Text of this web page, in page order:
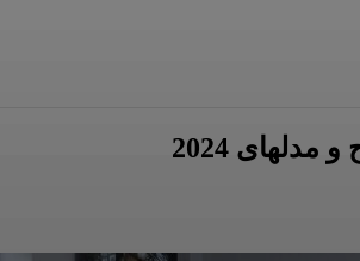
2024